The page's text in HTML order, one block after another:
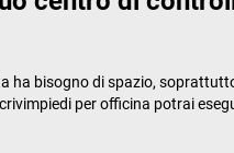
ha bisogno di spazio,
per officina potrai